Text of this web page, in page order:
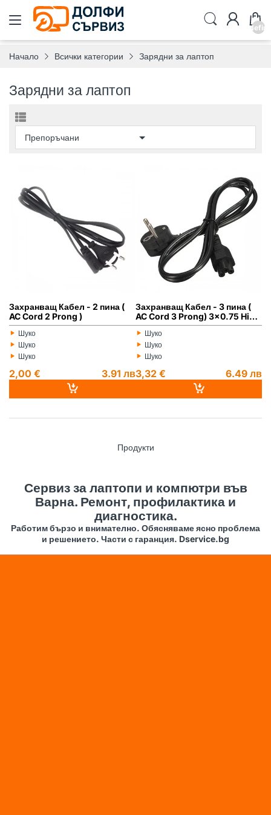
Начало Всички категории Зарядни за лаптоп
Зарядни за лаптоп
Захранващ Кабел - 2 пина (
AC Cord 2 Prong )
‣
Монитор:
Шуко
‣
Процесор:
Шуко
‣
Рам памет:
Шуко
2,00 € 3.91 лв
Захранващ Кабел - 3 пина (
AC Cord 3 Prong) 3x0.75 High
Quality
‣
Монитор:
Шуко
‣
Процесор:
Шуко
‣
Рам памет:
Шуко
3,32 € 6.49 лв
Продукти
Сервиз за лаптопи и компютри във
Варна. Ремонт, профилактика и
диагностика.
Работим бързо и внимателно. Обясняваме ясно проблема
и решението. Части с гаранция. Dservice.bg